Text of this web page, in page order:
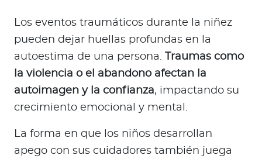
Los eventos traumáticos durante la niñez
pueden dejar huellas profundas en la
autoestima de una persona.
Traumas como
la violencia o el abandono afectan la
autoimagen y la confianza, impactando su
crecimiento emocional y mental.
La forma en que los niños desarrollan
apego con sus cuidadores también juega